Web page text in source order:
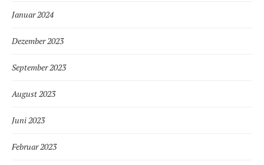
Januar 2024
Dezember 2023
September 2023
August 2023
Juni 2023
Februar 2023